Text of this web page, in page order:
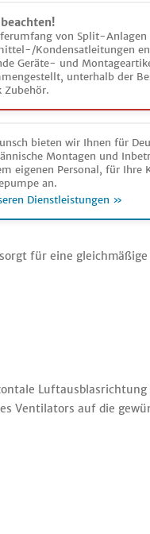
von Split-Anlagen
Kondensatleitungen
Geräte- und
unterhalb der
Zubehör.
bieten wir Ihnen für
Montagen und
eigenen Personal, für Ihre
an.
Dienstleistungen »
für eine
Luftausblasrichtung
Ventilators auf die